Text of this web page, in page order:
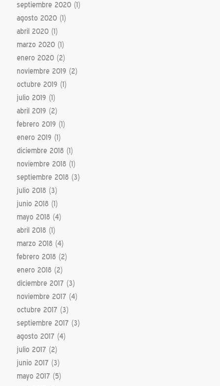
septiembre 2020(1)
agosto 2020(1)
abril 2020(1)
marzo 2020(1)
enero 2020(2)
noviembre 2019 (2)
octubre 2019 (1)
julio 2019 (1)
abril 2019 (2)
febrero 2019 (1)
enero 2019 (1)
diciembre 2018(1)
noviembre 2018(1)
septiembre 2018(3)
julio 2018(3)
junio 2018(1)
mayo 2018(4)
abril 2018(1)
marzo 2018(4)
febrero 2018(2)
enero 2018(2)
diciembre 2017 (3)
noviembre 2017 (4)
octubre 2017 (3)
septiembre 2017 (3)
agosto 2017 (4)
julio 2017 (2)
junio 2017 (3)
mayo 2017 (5)